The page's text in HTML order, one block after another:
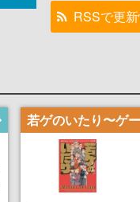
RSSで更